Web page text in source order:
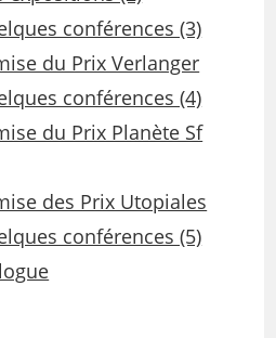
conférences (3)
du Prix Verlanger
conférences (4)
du Prix Planète Sf
des Prix Utopiales
conférences (5)